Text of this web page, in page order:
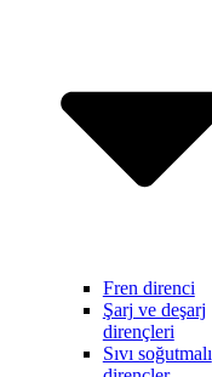
Fren direnci
Şarj ve deşarj
dirençleri
Sıvı soğutmalı